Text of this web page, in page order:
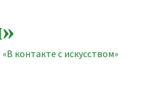
контакте с искусством»